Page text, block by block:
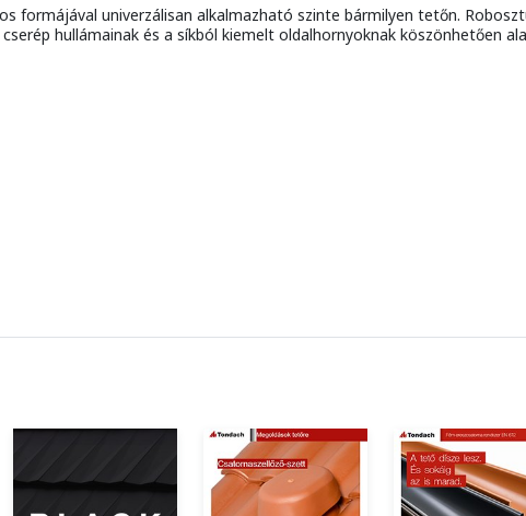
formájával univerzálisan alkalmazható szinte bármilyen tetőn.
hullámainak és a síkból kiemelt oldalhornyoknak köszönhetően